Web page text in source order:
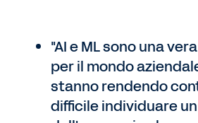
"AI e ML sono una
per il mondo
stanno rendendo
difficile individuare